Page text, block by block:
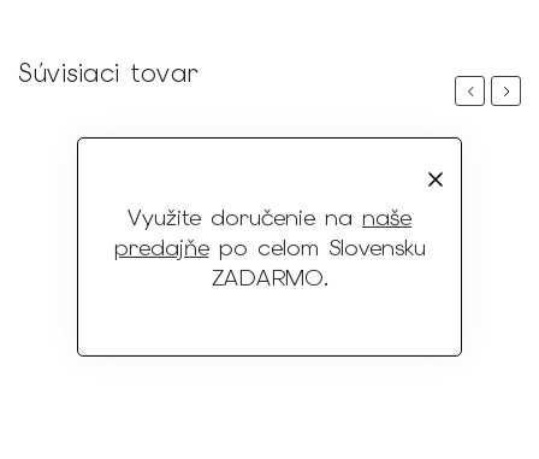
Využite doručenie na naše
predajňepo celom Slovensku
ZADARMO.
Súvisiaci tovar
PreviousNext